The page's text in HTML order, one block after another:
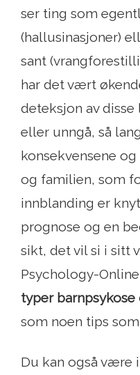
ser ting som
(hallusinasjoner)
sant
har det vært
deteksjon av disse
eller unngå, så
konsekvensene
og familien, som
innblanding er
prognose og en
sikt, det vil si i sitt
Psychology-
typer barnpsykose
som noen tips
Du kan også være